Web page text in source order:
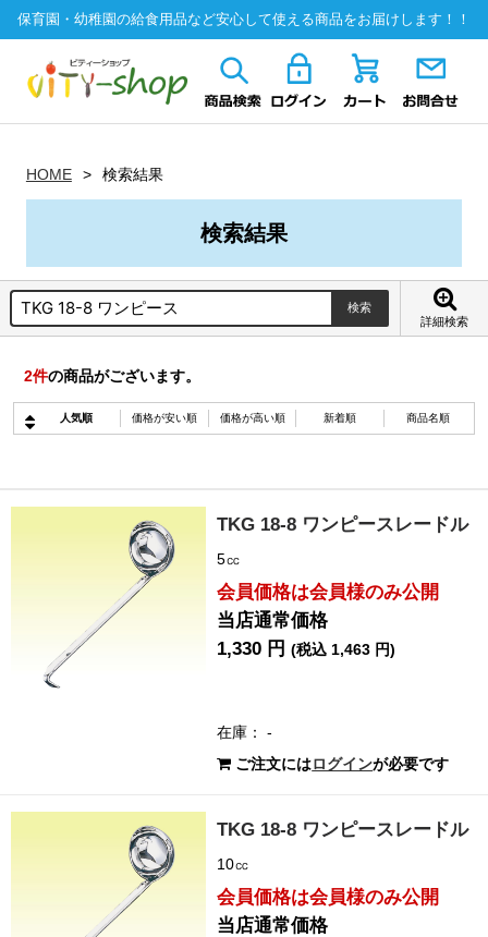
保育園・幼稚園の給食用品など安心して使える商品をお届けします！！
HOME 検索結果
検索結果
詳細検索
2件の商品がございます。
人気順 価格が安い順 価格が高い順 新着順 商品名順
TKG 18-8 ワンピースレードル
5㏄
会員価格は会員様のみ公開
当店通常価格
1,330 円(税込 1,463 円)
在庫： -
ご注文にはログインが必要です
TKG 18-8 ワンピースレードル
10㏄
会員価格は会員様のみ公開
当店通常価格